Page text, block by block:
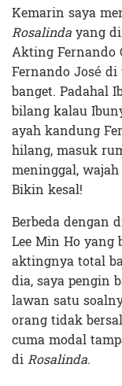
Kemarin saya
Rosalindayang
Akting Fernando
Fernando José
banget. Padahal
bilang kalau
ayah kandung
hilang, masuk
meninggal,
Bikin kesal!
Berbeda dengan
Lee Min Ho yang
aktingnya total
dia, saya pengin
lawan satu
orang tidak
cuma modal
diRosalinda.